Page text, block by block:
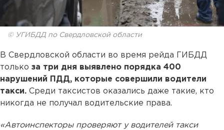
© УГИБДД по Свердловской области
В Свердловской области во время рейда ГИБДД
только за три дня выявлено порядка 400
нарушений ПДД, которые совершили водители
такси. Среди таксистов оказались даже такие, кто
никогда не получал водительские права.
«Автоинспекторы проверяют у водителей такси